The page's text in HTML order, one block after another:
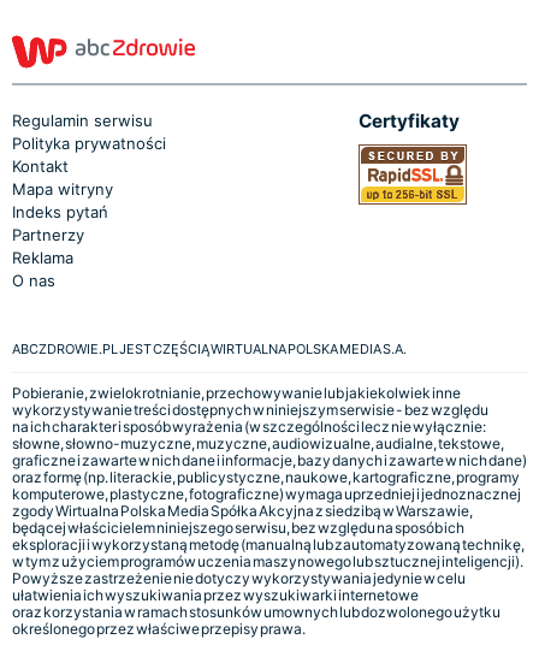
Regulamin serwisu
Polityka prywatności
Kontakt
Mapa witryny
Indeks pytań
Partnerzy
Reklama
O nas
Certyfikaty
ABCZDROWIE.PL JEST CZĘŚCIĄ WIRTUALNA POLSKA MEDIA S.A.
Pobieranie, zwielokrotnianie, przechowywanie lub jakiekolwiek inne
wykorzystywanie treści dostępnych w niniejszym serwisie - bez względu
na ich charakter i sposób wyrażenia (w szczególności lecz nie wyłącznie:
słowne, słowno-muzyczne, muzyczne, audiowizualne, audialne, tekstowe,
graficzne i zawarte w nich dane i informacje, bazy danych i zawarte w nich dane)
oraz formę (np. literackie, publicystyczne, naukowe, kartograficzne, programy
komputerowe, plastyczne, fotograficzne) wymaga uprzedniej i jednoznacznej
zgody Wirtualna Polska Media Spółka Akcyjna z siedzibą w Warszawie,
będącej właścicielem niniejszego serwisu, bez względu na sposób ich
eksploracji i wykorzystaną metodę (manualną lub zautomatyzowaną technikę,
w tym z użyciem programów uczenia maszynowego lub sztucznej inteligencji).
Powyższe zastrzeżenie nie dotyczy wykorzystywania jedynie w celu
ułatwienia ich wyszukiwania przez wyszukiwarki internetowe
oraz korzystania w ramach stosunków umownych lub dozwolonego użytku
określonego przez właściwe przepisy prawa.